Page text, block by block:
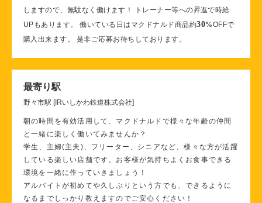
しますので、無駄なく働けます！ トレーナー等への昇進で時給
UPもあります。 働いている日はマクドナルド商品約30%OFFで
購入出来ます。 是非ご応募お待ちしております。
最寄り駅
野々市駅 [IRいしかわ鉄道株式会社]
朝の時間を有効活用して、マクドナルドで様々な年齢の仲間
と一緒に楽しく働いてみませんか？
学生、主婦(主夫)、フリーター、シニアなど、様々な方が活躍
している楽しい店舗です。お客様が気持ちよくお食事できる
環境を一緒に作っていきましょう！
アルバイトが初めてや久しぶりという方でも、できるように
なるまでしっかり教えますのでご安心ください！